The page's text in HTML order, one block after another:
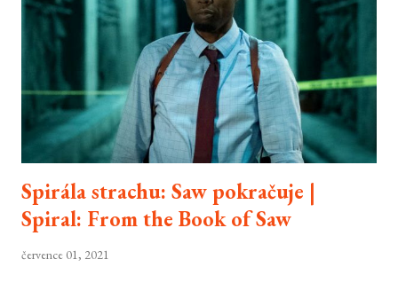
dobrodružstvím byla pro agenta 007 díky finančním problémům MGM
před pár lety trochu delší, než původně čekal, nicméně Skyfall je tady.
Spirála strachu: Saw pokračuje |
Spiral: From the Book of Saw
července 01, 2021